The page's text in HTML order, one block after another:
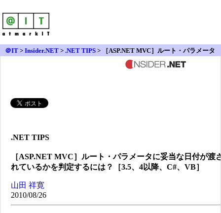
＠IT > Insider.NET > .NET TIPS > ［ASP.NET MVC］ルート・パラメータ
に妥当な日付が渡されているかを判定するには？［3.5、4以降、C#、VB］
.NET TIPS
［ASP.NET MVC］ルート・パラメータに妥当な日付が渡
れているかを判定するには？［3.5、4以降、C#、VB］
山田 祥寛
2010/08/26